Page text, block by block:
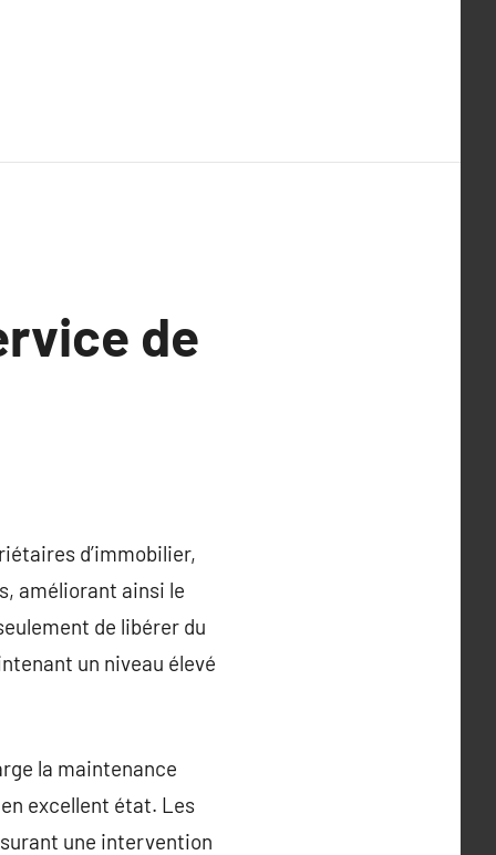
de
d’immobilier,
améliorant ainsi le
de libérer du
un niveau élevé
la maintenance
excellent état. Les
une intervention